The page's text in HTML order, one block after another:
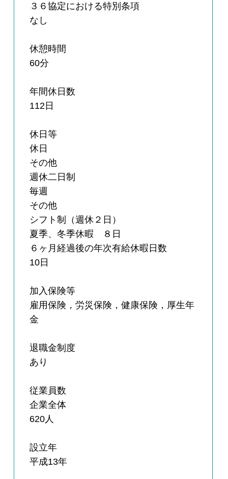
３６協定における特別条項
なし
休憩時間
60分
年間休日数
112日
休日等
休日
その他
週休二日制
毎週
その他
シフト制（週休２日）
夏季、冬季休暇 ８日
６ヶ月経過後の年次有給休暇日数
10日
加入保険等
雇用保険，労災保険，健康保険，厚生年
金
退職金制度
あり
従業員数
企業全体
620人
設立年
平成13年